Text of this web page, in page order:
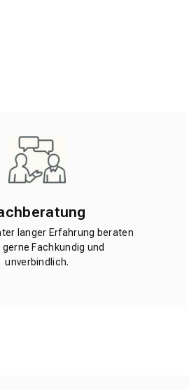
langer Erfahrung beraten
gerne Fachkundig und
unverbindlich.